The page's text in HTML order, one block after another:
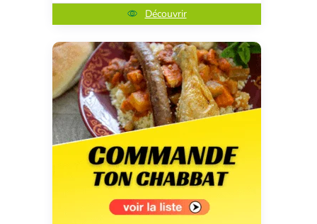
Découvrir